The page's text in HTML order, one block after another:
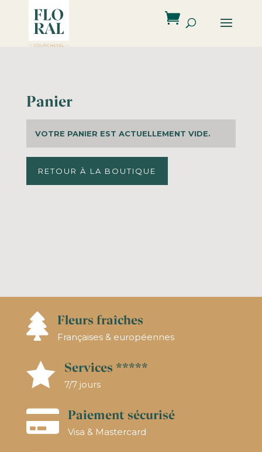
Panier
VOTRE PANIER EST ACTUELLEMENT VIDE.
RETOUR À LA BOUTIQUE
 Fleurs fraîches
Françaises & européennes
 Services *****
7/7 jours
 Paiement sécurisé
Visa & Mastercard